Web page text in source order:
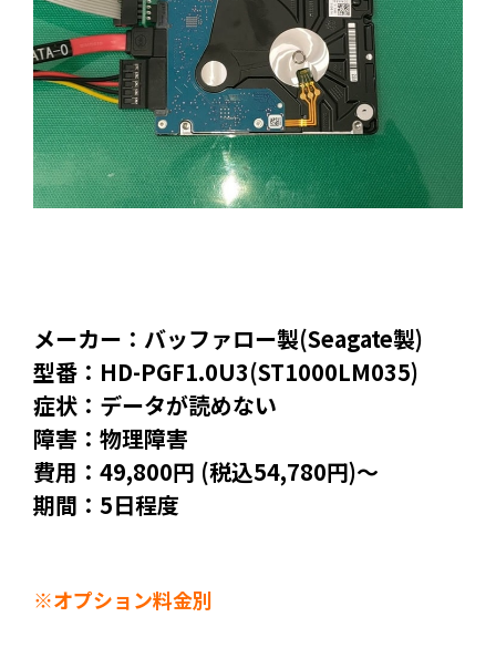
メーカー：バッファロー製(Seagate製)
型番：HD-PGF1.0U3(ST1000LM035)
症状：データが読めない
障害：物理障害
費用：49,800円 (税込54,780円)～
期間：5日程度
※オプション料金別